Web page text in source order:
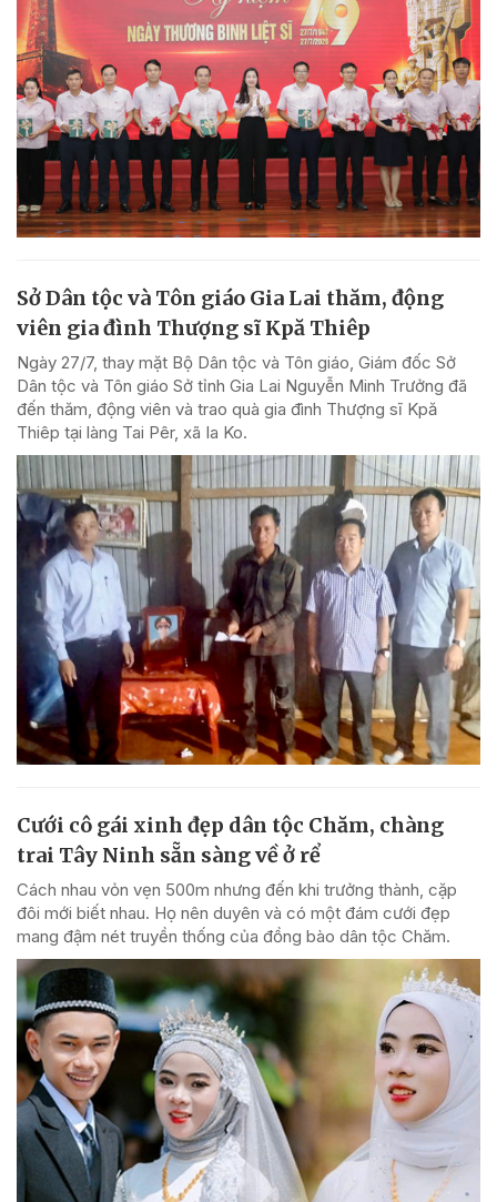
Sở Dân tộc và Tôn giáo Gia Lai thăm, động
viên gia đình Thượng sĩ Kpă Thiêp
Ngày 27/7, thay mặt Bộ Dân tộc và Tôn giáo, Giám đốc Sở
Dân tộc và Tôn giáo Sở tỉnh Gia Lai Nguyễn Minh Trưởng đã
đến thăm, động viên và trao quà gia đình Thượng sĩ Kpă
Thiêp tại làng Tai Pêr, xã Ia Ko.
Cưới cô gái xinh đẹp dân tộc Chăm, chàng
trai Tây Ninh sẵn sàng về ở rể
Cách nhau vỏn vẹn 500m nhưng đến khi trưởng thành, cặp
đôi mới biết nhau. Họ nên duyên và có một đám cưới đẹp
mang đậm nét truyền thống của đồng bào dân tộc Chăm.